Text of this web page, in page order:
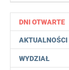
DNI OTWARTE
AKTUALNOŚCI
WYDZIAŁ